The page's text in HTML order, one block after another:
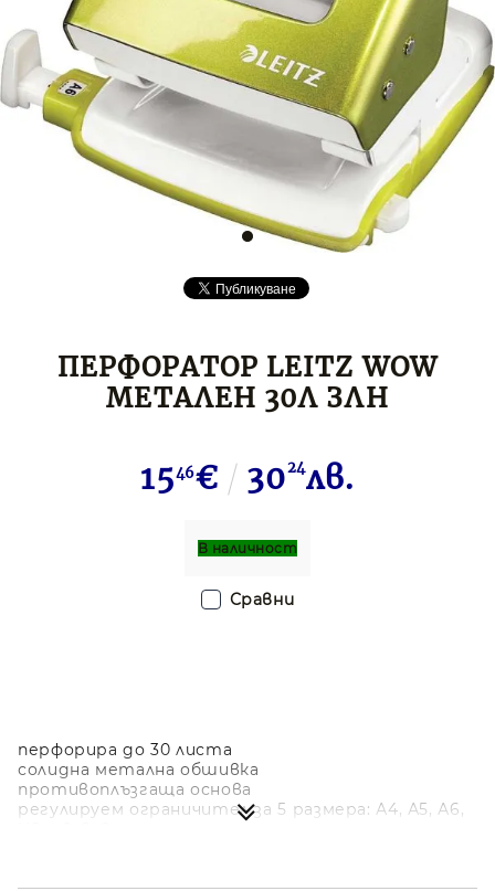
ПЕРФОРАТОР LEITZ WOW
МЕТАЛЕН 30Л ЗЛН
1546€ 3024лв.
В наличност
перфорира до 30 листа
солидна метална обшивка
противоплъзгаща основа
регулируем ограничител за 5 размера: А4, А5, А6,
Сравни